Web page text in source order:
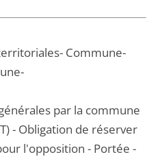
Commune-
par la commune
- Obligation de réserver
l'opposition - Portée -